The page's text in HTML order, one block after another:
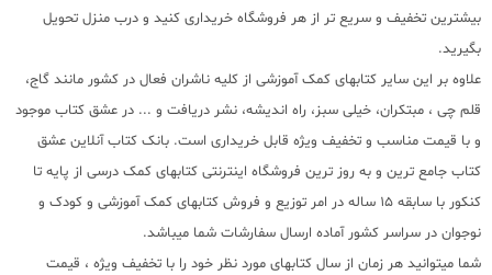
بیشترین تخفیف و سریع تر از هر فروشگاه خریداری کنید و درب منزل تحویل
بگیرید.
علاوه بر این سایر کتابهای کمک آموزشی از کلیه ناشران فعال در کشور مانند گاج،
قلم چی ، مبتکران، خیلی سبز، راه اندیشه، نشر دریافت و ... در عشق کتاب موجود
و با قیمت مناسب و تخفیف ویژه قابل خریداری است. بانک کتاب آنلاین عشق
کتاب جامع ترین و به روز ترین فروشگاه اینترنتی کتابهای کمک درسی از پایه تا
کنکور با سابقه 15 ساله در امر توزیع و فروش کتابهای کمک آموزشی و کودک و
نوجوان در سراسر کشور آماده ارسال سفارشات شما میباشد.
شما میتوانید هر زمان از سال کتابهای مورد نظر خود را با تخفیف ویژه ، قیمت